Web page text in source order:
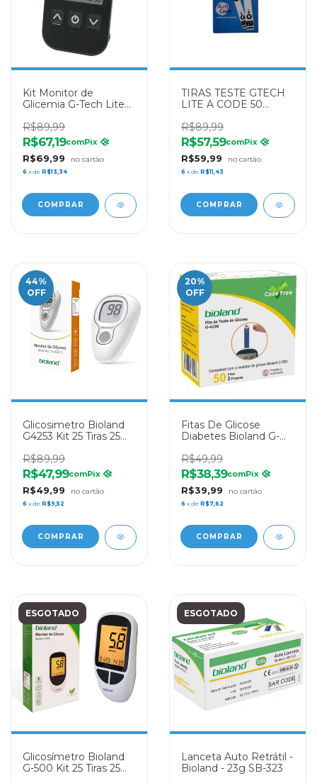
Kit Monitor de
Glicemia G-Tech Lite
Lancetador + 10
Lancetas + 10 Tiras
R$89,99
R$69,99
R$67,19comPix
6 x de R$13,34
TIRAS TESTE GTECH
LITE A CODE 50
R$89,99
R$59,99
R$57,59comPix
6 x de R$11,43
44%
OFF
Glicosimetro Bioland
G4253 Kit 25 Tiras 25
R$89,99
R$49,99
R$47,99comPix
6 x de R$9,52
20%
OFF
Fitas De Glicose
Diabetes Bioland G-
R$49,99
R$39,99
R$38,39comPix
6 x de R$7,62
ESGOTADO
Glicosímetro Bioland
G-500 Kit 25 Tiras 25
ESGOTADO
Lanceta Auto Retrátil -
Bioland - 23g SB-323